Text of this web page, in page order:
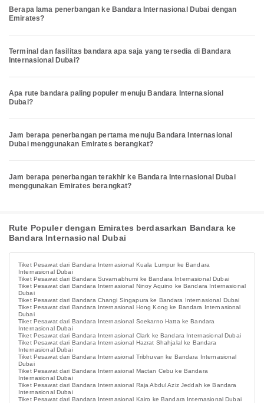
Berapa lama penerbangan ke Bandara Internasional Dubai dengan
Emirates?
Terminal dan fasilitas bandara apa saja yang tersedia di Bandara
Internasional Dubai?
Apa rute bandara paling populer menuju Bandara Internasional
Dubai?
Jam berapa penerbangan pertama menuju Bandara Internasional
Dubai menggunakan Emirates berangkat?
Jam berapa penerbangan terakhir ke Bandara Internasional Dubai
menggunakan Emirates berangkat?
Rute Populer dengan Emirates berdasarkan Bandara ke
Bandara Internasional Dubai
Tiket Pesawat dari Bandara Internasional Kuala Lumpur ke Bandara
Internasional Dubai
Tiket Pesawat dari Bandara Suvarnabhumi ke Bandara Internasional Dubai
Tiket Pesawat dari Bandara Internasional Ninoy Aquino ke Bandara Internasional
Dubai
Tiket Pesawat dari Bandara Changi Singapura ke Bandara Internasional Dubai
Tiket Pesawat dari Bandara Internasional Hong Kong ke Bandara Internasional
Dubai
Tiket Pesawat dari Bandara Internasional Soekarno Hatta ke Bandara
Internasional Dubai
Tiket Pesawat dari Bandara Internasional Clark ke Bandara Internasional Dubai
Tiket Pesawat dari Bandara Internasional Hazrat Shahjalal ke Bandara
Internasional Dubai
Tiket Pesawat dari Bandara Internasional Tribhuvan ke Bandara Internasional
Dubai
Tiket Pesawat dari Bandara Internasional Mactan Cebu ke Bandara
Internasional Dubai
Tiket Pesawat dari Bandara Internasional Raja Abdul Aziz Jeddah ke Bandara
Internasional Dubai
Tiket Pesawat dari Bandara Internasional Kairo ke Bandara Internasional Dubai